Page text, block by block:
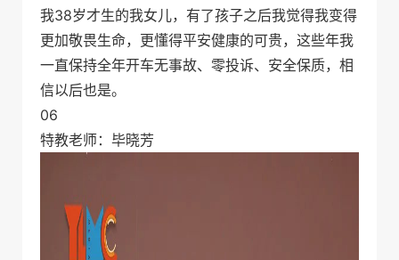
我38岁才生的我女儿，有了孩子之后我觉得我变得
更加敬畏生命，更懂得平安健康的可贵，这些年我
一直保持全年开车无事故、零投诉、安全保质，相
信以后也是。
06
特教老师：毕晓芳